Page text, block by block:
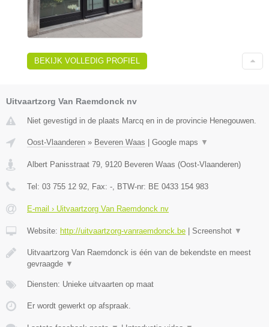
BEKIJK VOLLEDIG PROFIEL
Uitvaartzorg Van Raemdonck nv
Niet gevestigd in de plaats Marcq en in de provincie Henegouwen.
Oost-Vlaanderen » Beveren Waas Google maps ▼
Albert Panisstraat 79 9120 Beveren Waas (Oost-Vlaanderen)
Tel: 03 755 12 92 , Fax: - , BTW-nr: BE 0433 154 983
E-mail › Uitvaartzorg Van Raemdonck nv
Website: http://uitvaartzorg-vanraemdonck.be Screenshot ▼
Uitvaartzorg Van Raemdonck is één van de bekendste en meest
gevraagde ▼
Diensten: Unieke uitvaarten op maat
Er wordt gewerkt op afspraak.